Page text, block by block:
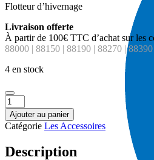
Flotteur d’hivernage
Livraison offerte
À partir de 100€ TTC d’achat sur les
88000 | 88150 | 88190 | 88270 | 88390
4 en stock
quantité
de
Flotteur
d'hivernage
Ajouter au panier
Catégorie Les Accessoires
Description